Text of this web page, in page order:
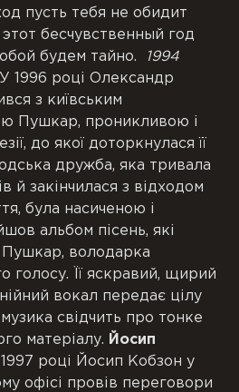
пусть тебя не обидит
бесчувственный год
будем тайно.
1994
У 1996 році Олександр
з київським
Пушкар, проникливою ​​і
до якої доторкнулася її
дружба, яка тривала
й закінчилася з відходом
була насиченою і
альбом пісень, які
Пушкар, володарка
голосу. Її яскравий, щирий
вокал передає цілу
музика свідчить про тонке
матеріалу. Йосип
році Йосип Кобзон у
офісі провів переговори